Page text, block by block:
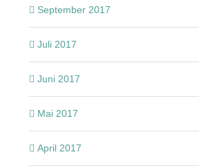
September 2017
Juli 2017
Juni 2017
Mai 2017
April 2017